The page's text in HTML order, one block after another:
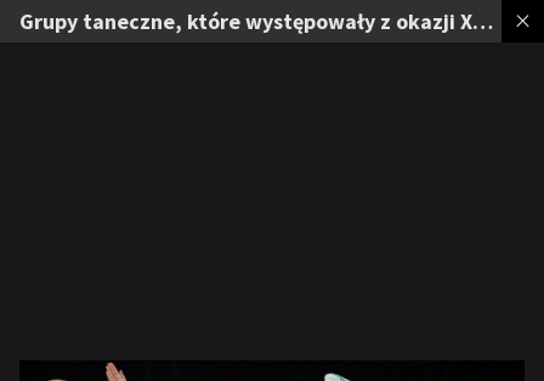
Grupy taneczne, które występowały z okazji XV-lecia działalności artystycznej Zespołu Tańca Ludowego 'Perła' w Wilnie